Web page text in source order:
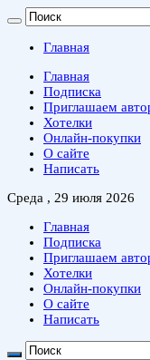
Главная
Главная
Подписка
Приглашаем
Хотелки
Онлайн-покупки
О сайте
Написать
Среда , 29 июля 2026
Главная
Подписка
Приглашаем
Хотелки
Онлайн-покупки
О сайте
Написать